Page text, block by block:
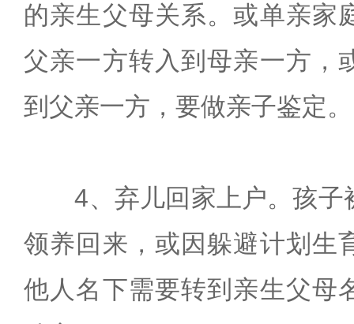
的亲生父母关系。或单亲家
父亲一方转入到母亲一方，
到父亲一方，要做亲子鉴定。
4、弃儿回家上户。孩子
领养回来，或因躲避计划生
他人名下需要转到亲生父母